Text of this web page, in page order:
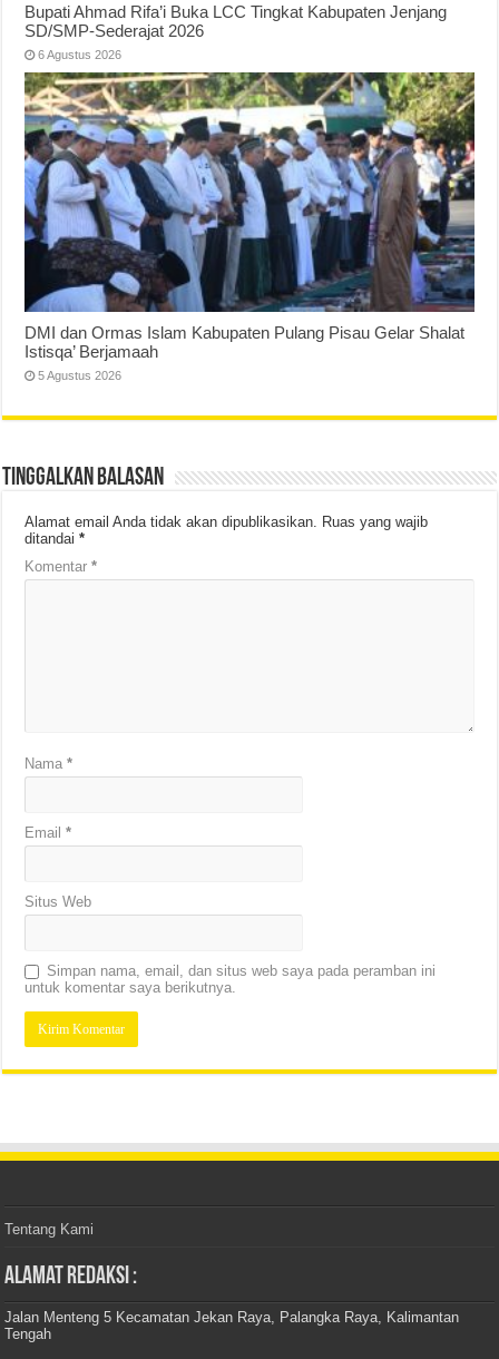
Bupati Ahmad Rifa’i Buka LCC Tingkat Kabupaten Jenjang
SD/SMP-Sederajat 2026
6 Agustus 2026
DMI dan Ormas Islam Kabupaten Pulang Pisau Gelar Shalat
Istisqa’ Berjamaah
5 Agustus 2026
Tinggalkan Balasan
Alamat email Anda tidak akan dipublikasikan. Ruas yang wajib
ditandai*
Komentar*
Nama*
Email*
Situs Web
Simpan nama, email, dan situs web saya pada peramban ini
untuk komentar saya berikutnya.
Tentang Kami
Alamat Redaksi :
Jalan Menteng 5 Kecamatan Jekan Raya, Palangka Raya, Kalimantan
Tengah